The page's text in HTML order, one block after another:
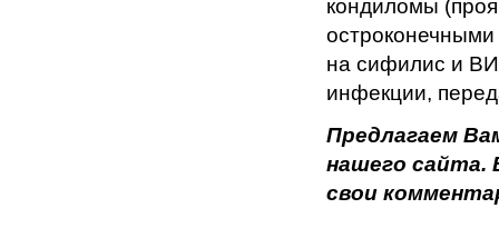
кондиломы
на сифилис и
инфекции,
Предлагаем
нашего сайта.
свои